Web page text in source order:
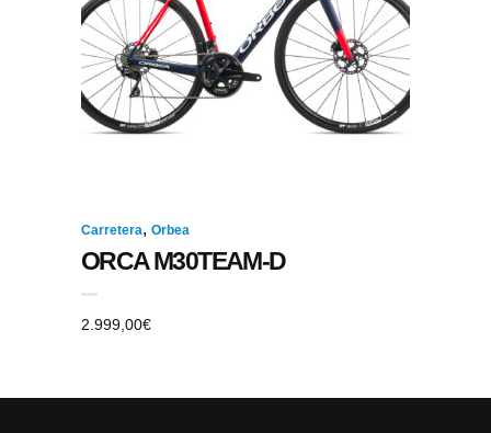
Carretera, Orbea
ORCA M30TEAM-D
2.999,00€